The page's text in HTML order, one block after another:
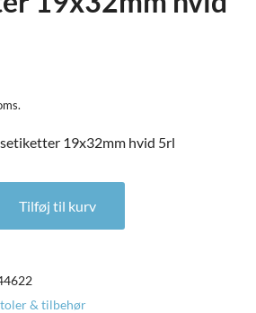
19x32mm hvid 5rl
19x32mm hvid 5rl antal
Tilføj til kurv
& tilbehør